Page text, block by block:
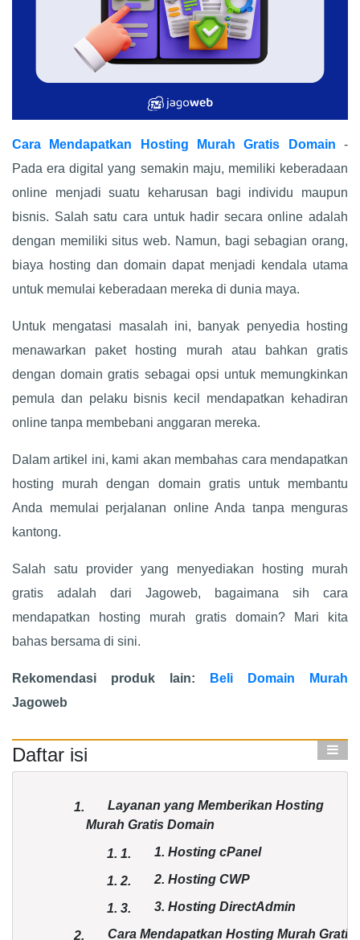
Cara Mendapatkan Hosting Murah Gratis Domain -
Pada era digital yang semakin maju, memiliki keberadaan
online menjadi suatu keharusan bagi individu maupun
bisnis. Salah satu cara untuk hadir secara online adalah
dengan memiliki situs web. Namun, bagi sebagian orang,
biaya hosting dan domain dapat menjadi kendala utama
untuk memulai keberadaan mereka di dunia maya.
Untuk mengatasi masalah ini, banyak penyedia hosting
menawarkan paket hosting murah atau bahkan gratis
dengan domain gratis sebagai opsi untuk memungkinkan
pemula dan pelaku bisnis kecil mendapatkan kehadiran
online tanpa membebani anggaran mereka.
Dalam artikel ini, kami akan membahas cara mendapatkan
hosting murah dengan domain gratis untuk membantu
Anda memulai perjalanan online Anda tanpa menguras
kantong.
Salah satu provider yang menyediakan hosting murah
gratis adalah dari Jagoweb, bagaimana sih cara
mendapatkan hosting murah gratis domain? Mari kita
bahas bersama di sini.
Rekomendasi produk lain:
Beli Domain Murah
Jagoweb
Daftar isi
1.
Layanan yang Memberikan Hosting
Murah Gratis Domain
1. 1. 1. Hosting cPanel
1. 2. 2. Hosting CWP
1. 3. 3. Hosting DirectAdmin
2.
Cara Mendapatkan Hosting Murah Gratis